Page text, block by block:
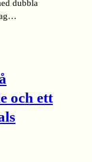
dubbla
och ett